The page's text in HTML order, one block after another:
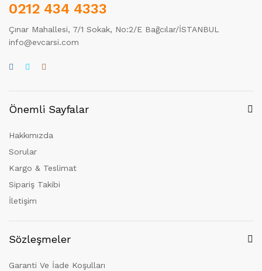
0212 434 4333
Çınar Mahallesi, 7/1 Sokak, No:2/E Bağcılar/İSTANBUL
info@evcarsi.com
Önemli Sayfalar
Hakkımızda
Sorular
Kargo & Teslimat
Sipariş Takibi
İletişim
Sözleşmeler
Garanti Ve İade Koşulları